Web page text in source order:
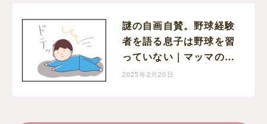
謎の自画自賛。野球経験
者を語る息子は野球を習
っていない｜マッマの育
児漫画
2025年2月20日